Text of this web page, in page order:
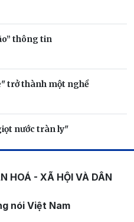
thông tin
trở thành một nghề
nước tràn ly"
HOÁ - XÃ HỘI VÀ DÂN
nói Việt Nam